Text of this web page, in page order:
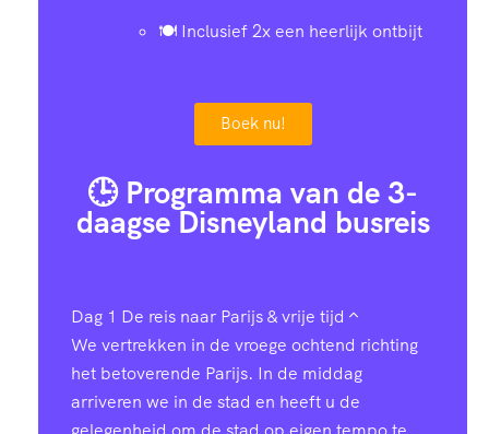
🍽️ Inclusief 2x een heerlijk ontbijt
Boek nu!
🕒 Programma van de 3-
daagse Disneyland busreis
Dag 1 De reis naar Parijs & vrije tijd
We vertrekken in de vroege ochtend richting
het betoverende Parijs. In de middag
arriveren we in de stad en heeft u de